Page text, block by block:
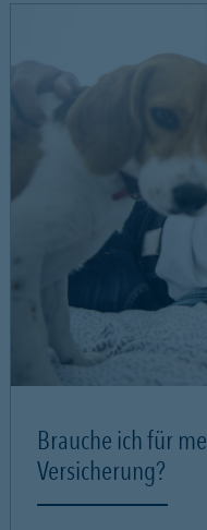
Brauche ich für
Versicherung?